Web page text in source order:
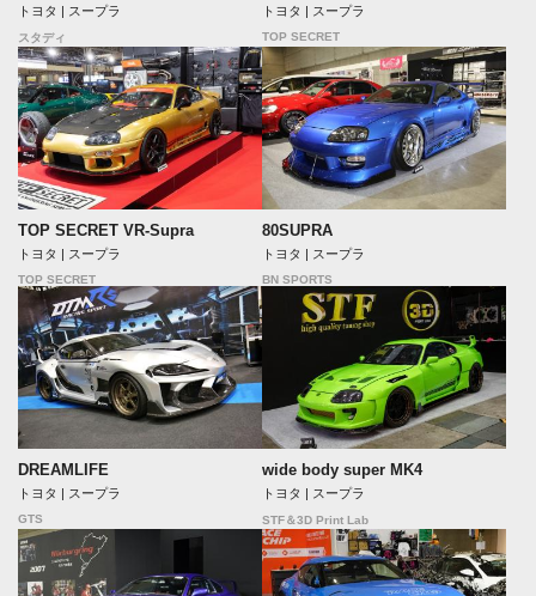
トヨタ | スープラ
スタディ
トヨタ | スープラ
TOP SECRET
TOP SECRET VR-Supra
トヨタ | スープラ
TOP SECRET
80SUPRA
トヨタ | スープラ
BN SPORTS
DREAMLIFE
トヨタ | スープラ
GTS
wide body super MK4
トヨタ | スープラ
STF＆3D Print Lab